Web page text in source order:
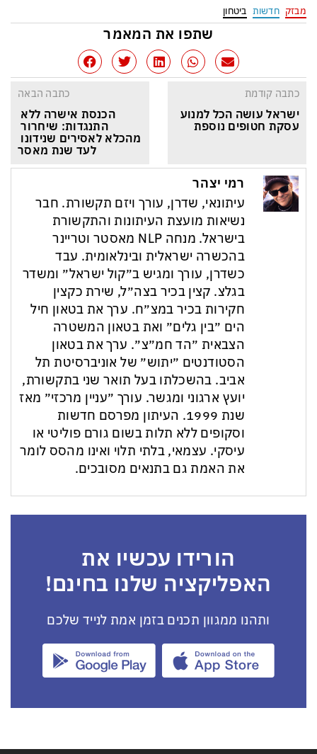
מבזק חדשות ביטחון
שתפו את המאמר
כתבה קודמת
ישראל עושה הכל למנוע
עסקת חטופים נוספת
כתבה הבאה
הכנסת אישרה ללא
התנגדות: שיחרור
מהכלא לאסירים שנידונו
לעד שנת מאסר
רמי יצהר
עיתונאי, שדרן, עורך ויזם תקשורת. חבר
נשיאות מועצת העיתונות והתקשורת
בישראל. מנחה NLP מאסטר וטריינר
בהכשרה ישראלית ובינלאומית. עבד
כשדרן, עורך ומגיש ב״קול ישראל״ ומשדר
בגלצ. קצין בכיר בצה״ל, שירת כקצין
חקירות בכיר במצ״ח. ערך את בטאון חיל
הים ״בין גלים״ ואת בטאון המשטרה
הצבאית ״הד חמ״צ״. ערך את בטאון
הסטודנטים ״יתוש״ של אוניברסיטת תל
אביב. בהשכלתו בעל תואר שני בתקשורת,
יועץ ארגוני ומגשר. עורך ״עניין מרכזי״ מאז
שנת 1999. העיתון מפרסם חדשות
וסקופים ללא תלות בשום גורם פוליטי או
עיסקי. עצמאי, בלתי תלוי ואינו מהסס לומר
את האמת גם בתנאים מסובכים.
הורידו עכשיו את
האפליקציה שלנו בחינם!
ותהנו ממגוון תכנים בזמן אמת לנייד שלכם